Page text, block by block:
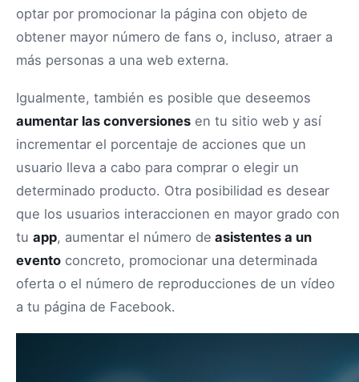
optar por promocionar la página con objeto de
obtener mayor número de fans o, incluso, atraer a
más personas a una web externa.
Igualmente, también es posible que deseemos
aumentar las conversiones en tu sitio web y así
incrementar el porcentaje de acciones que un
usuario lleva a cabo para comprar o elegir un
determinado producto. Otra posibilidad es desear
que los usuarios interaccionen en mayor grado con
tu app, aumentar el número de asistentes a un
evento concreto, promocionar una determinada
oferta o el número de reproducciones de un vídeo
a tu página de Facebook.